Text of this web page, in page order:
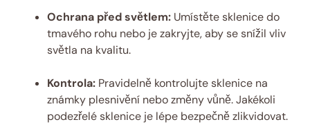
Ochrana před světlem: Umístěte sklenice do
tmavého rohu nebo je zakryjte, aby se snížil vliv
světla na kvalitu.
Kontrola: Pravidelně kontrolujte sklenice na
známky plesnivění nebo změny vůně. Jakékoli
podezřelé sklenice je lépe bezpečně zlikvidovat.